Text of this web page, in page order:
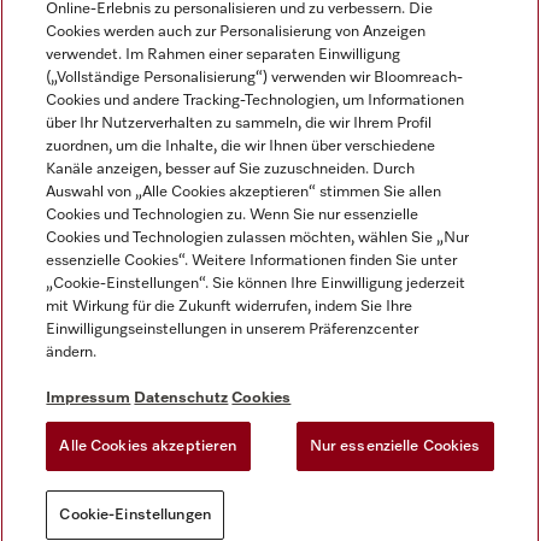
DEUTSCH
Impressum
Datenschutz
Cookie-Einstellungen
Miele auf YoutubeMiele auf Instagram
Miele auf Facebook
Miele auf LinkedInMiele auf LinkedIn
Online-Erlebnis zu personalisieren und zu verbessern. Die
Cookies werden auch zur Personalisierung von Anzeigen
verwendet. Im Rahmen einer separaten Einwilligung
(„Vollständige Personalisierung“) verwenden wir Bloomreach-
Cookies und andere Tracking-Technologien, um Informationen
über Ihr Nutzerverhalten zu sammeln, die wir Ihrem Profil
zuordnen, um die Inhalte, die wir Ihnen über verschiedene
Kanäle anzeigen, besser auf Sie zuzuschneiden. Durch
Auswahl von „Alle Cookies akzeptieren“ stimmen Sie allen
Cookies und Technologien zu. Wenn Sie nur essenzielle
Cookies und Technologien zulassen möchten, wählen Sie „Nur
essenzielle Cookies“. Weitere Informationen finden Sie unter
„Cookie-Einstellungen“. Sie können Ihre Einwilligung jederzeit
mit Wirkung für die Zukunft widerrufen, indem Sie Ihre
Einwilligungseinstellungen in unserem Präferenzcenter
ändern.
Impressum Datenschutz Cookies
Alle Cookies akzeptieren Nur essenzielle Cookies
Cookie-Einstellungen